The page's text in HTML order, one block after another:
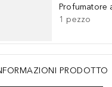
Profumatore
1 pezzo
PRODOTTO